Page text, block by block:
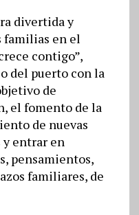
divertida y
familias en el
contigo”,
del puerto con la
de
el fomento de la
de nuevas
entrar en
pensamientos,
familiares, de